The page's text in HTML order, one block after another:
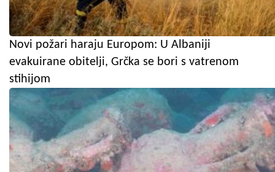
Novi požari haraju Europom: U Albaniji
evakuirane obitelji, Grčka se bori s vatrenom
stihijom